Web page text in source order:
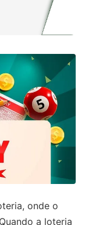
onde o
a loteria